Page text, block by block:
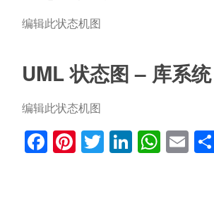
编辑此状态机图
UML 状态图 – 库系统
编辑此状态机图
Facebook
Pinterest
Twitter